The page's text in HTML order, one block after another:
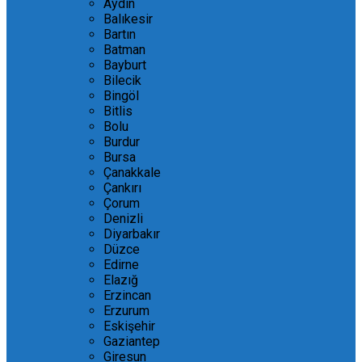
Aydın
Balıkesir
Bartın
Batman
Bayburt
Bilecik
Bingöl
Bitlis
Bolu
Burdur
Bursa
Çanakkale
Çankırı
Çorum
Denizli
Diyarbakır
Düzce
Edirne
Elazığ
Erzincan
Erzurum
Eskişehir
Gaziantep
Giresun